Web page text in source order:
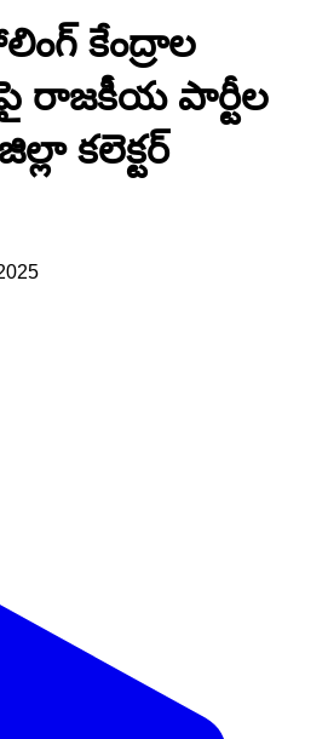
కేంద్రాల
రాజకీయ పార్టీల
కలెక్టర్